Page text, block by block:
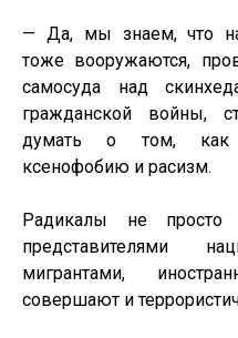
— Да, мы знаем, что
тоже вооружаются,
самосуда над
гражданской войны,
думать о том, как
ксенофобию и расизм.
Радикалы не просто
представителями
мигрантами,
совершают и